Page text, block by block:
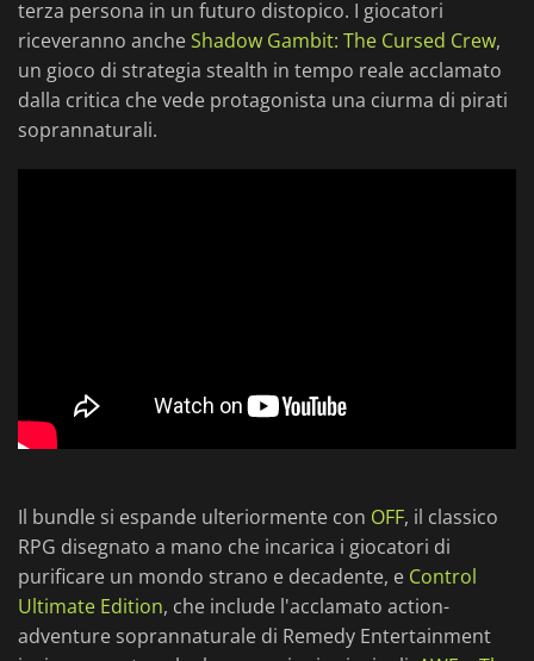
terza persona in un futuro distopico. I giocatori
riceveranno ancheShadow Gambit: The Cursed Crew,
un gioco di strategia stealth in tempo reale acclamato
dalla critica che vede protagonista una ciurma di pirati
soprannaturali.
Il bundle si espande ulteriormente con OFF, il classico
RPG disegnato a mano che incarica i giocatori di
purificare un mondo strano e decadente, e Control
Ultimate Edition, che include l'acclamato action-
adventure soprannaturale di Remedy Entertainment